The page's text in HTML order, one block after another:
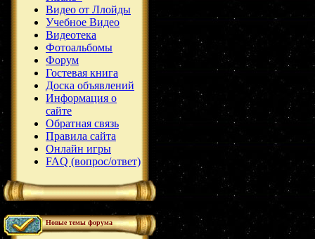
Видео от Ллойды
Учебное Видео
Видеотека
Фотоальбомы
Форум
Гостевая книга
Доска объявлений
Информация о
сайте
Обратная связь
Правила сайта
Онлайн игры
FAQ (вопрос/ответ)
Новые темы форума